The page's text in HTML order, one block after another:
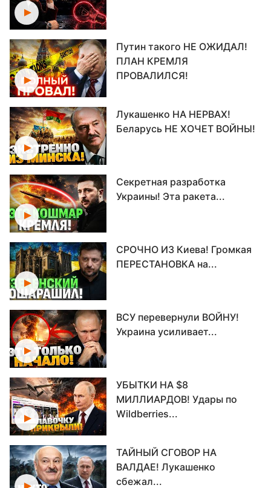
Путин такого НЕ ОЖИДАЛ!
ПЛАН КРЕМЛЯ
ПРОВАЛИЛСЯ!
Лукашенко НА НЕРВАХ!
Беларусь НЕ ХОЧЕТ ВОЙНЫ!
Секретная разработка
Украины! Эта ракета...
СРОЧНО ИЗ Киева! Громкая
ПЕРЕСТАНОВКА на...
ВСУ перевернули ВОЙНУ!
Украина усиливает...
УБЫТКИ НА $8
МИЛЛИАРДОВ! Удары по
Wildberries...
ТАЙНЫЙ СГОВОР НА
ВАЛДАЕ! Лукашенко
сбежал...